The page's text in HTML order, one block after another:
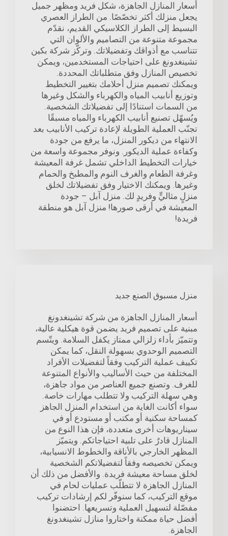
أسعار المنازل الجاهزة، شكل فريد ومظهر جميل
يجعل منزلك أكثر تخصّصًا. من الطراز العصري
البسيط إلى الطراز الكلاسيكي القديم، نقدّم
مجموعة متنوعة من التصاميم والألوان التي
تتناسب مع أذواقك وتفضيلاتك. وتركّز شركة بكين
تشينغدونغ على احتياجات المستخدمين، ويمكن
تخصيص المنازل وفق متطلباتك المحددة.
ويمكنك تصميم منزل أحلامك بتغيير التخطيط
وتوزيع أنابيب المياه والكهرباء والشكل وغيرها
من السمات استنادًا إلى تفضيلاتك الشخصية.
ويُسهّل تصنيع أنابيب الكهرباء والمياه مسبقًا
تجنّب العملية الطويلة لإعادة تركيب الأنابيب بعد
الانتهاء من ديكور المنزل، ما يرفع من جودة
وكفاءة عملية الديكور. ونوفر مجموعة واسعة من
خيارات التخطيط الداخلي تشمل غرفة المعيشة
وغرفة الطعام والغرف النوم والمطبخ والحمام
وغيرها. ويمكنك الاختيار وفق تفضيلاتك لخلق
منزلٍ مثاليٍّ وفريدٍ لك. منزل آبل – جودة
المعيشة في أرقى صورها! منزل آبل هو منطقة
فريدة!
منزل مسبوق الصنع جديد
أسعار المنازل الجاهزة من شركة تشينغدونغ
مبنية على تصميم فريد يضمن قوة هيكلية عالية،
وتتميّز بأداء زلزالي ممتاز يكفل السلامة. ويتّسم
التصميم الوحدوي بسهولة النقل، كما يمكن
تكييف عملية التركيب وفقاً لتفضيلات الأفراد
المختلفة من حيث الأساليب والأنواع المتنوعة
للغرف. وتصنع جميع العناصر من مواد جاهزة،
وهي سهلة التركيب ولا تتطلب مهارات خاصة.
سواء أكانت الغاية من استخدام المنزل الجاهز
كمساحة سكنية أو مكتب أو مستودع أو في
سيناريوهات أخرى متعددة، فإن هذا النوع من
المنازل قادرٌ على تلبية احتياجاتكم. ويتميّز
المظهر الخارجي بالأناقة والخطوط الانسيابية،
ويمكن تخصيصه وفقاً لتفضيلاتكم الشخصية
لخلق مساحة معيشة فريدة. والأفضل من ذلك أن
المنازل الجاهزة لا تتطلّب عمليات لحام في
موقع التركيب، كما سنوفّر لكم إرشادات تركيب
مفصّلة لتسهيل العملية وتسريعها. احتضنوا
أفضل حياة ممكنة واختاروا منازل تشينغدونغ
الجاهزة.